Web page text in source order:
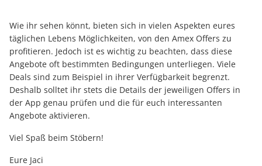
Wie ihr sehen könnt, bieten sich in vielen Aspekten eures
täglichen Lebens Möglichkeiten, von den Amex Offers zu
profitieren. Jedoch ist es wichtig zu beachten, dass diese
Angebote oft bestimmten Bedingungen unterliegen. Viele
Deals sind zum Beispiel in ihrer Verfügbarkeit begrenzt.
Deshalb solltet ihr stets die Details der jeweiligen Offers in
der App genau prüfen und die für euch interessanten
Angebote aktivieren.
Viel Spaß beim Stöbern!
Eure Jaci